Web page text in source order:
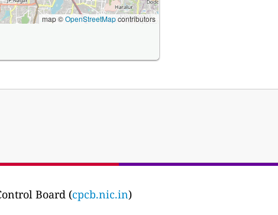
map ©OpenStreetMapcontributors
Board (cpcb.nic.in)